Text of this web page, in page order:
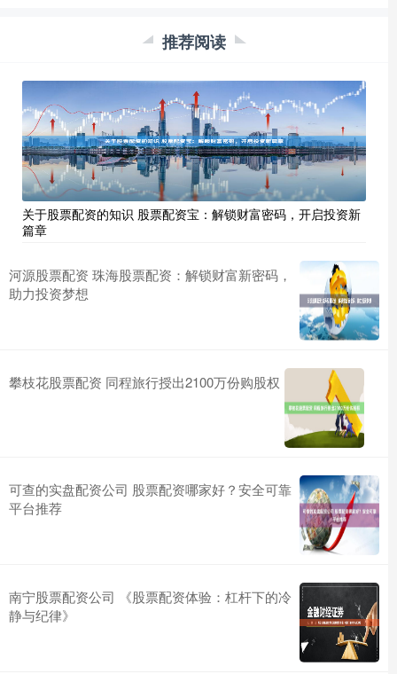
推荐阅读
关于股票配资的知识 股票配资宝：解锁财富密码，开启投资新
篇章
河源股票配资 珠海股票配资：解锁财富新密码，
助力投资梦想
攀枝花股票配资 同程旅行授出2100万份购股权
可查的实盘配资公司 股票配资哪家好？安全可靠
平台推荐
南宁股票配资公司 《股票配资体验：杠杆下的冷
静与纪律》